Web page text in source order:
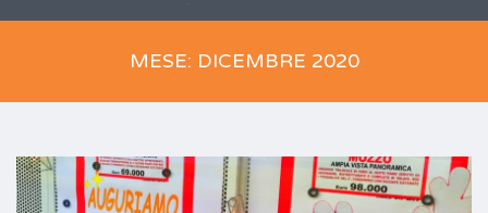
MESE: DICEMBRE 2020